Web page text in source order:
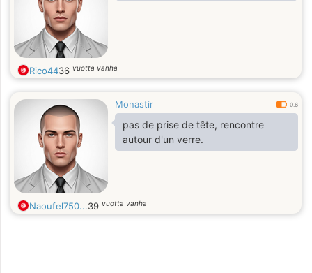
Rico4436 vuotta vanha
Monastir 0.6
pas de prise de tête, rencontre
autour d'un verre.
Naoufel750...39 vuotta vanha